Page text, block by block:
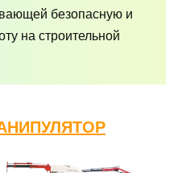
безопасную и
на строительной